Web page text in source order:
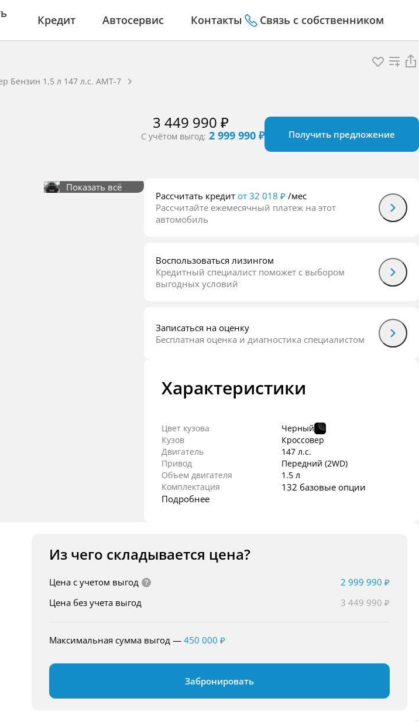
Кредит Автосервис Контакты Связь с собственником
Бензин 1,5 л 147 л.с. AMT-7
3 449 990 ₽
С учётом выгод: 2 999 990 ₽ Получить предложение
Показать всё
Рассчитать кредит от 32 018 ₽ /мес
Рассчитайте ежемесячный платеж на этот
автомобиль
Воспользоваться лизингом
Кредитный специалист поможет с выбором
выгодных условий
Записаться на оценку
Бесплатная оценка и диагностика специалистом
Характеристики
Цвет кузова
Черный
Кузов
Кроссовер
Двигатель
147 л.с.
Привод
Передний (2WD)
Объем двигателя
1.5 л
Комплектация
132 базовые опции
Подробнее
Из чего складывается цена?
Цена с учетом выгод
2 999 990 ₽
Цена без учета выгод
3 449 990 ₽
Максимальная сумма выгод — 450 000 ₽
Забронировать